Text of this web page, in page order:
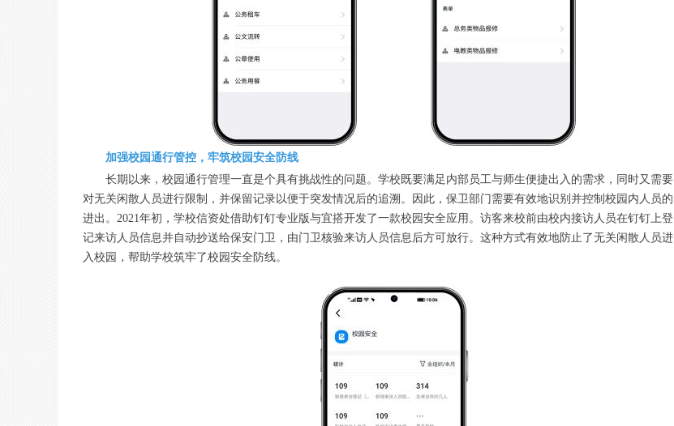
加强校园通行管控，牢筑校园安全防线
长期以来，校园通行管理一直是个具有挑战性的问题。学校既要满足内部员工与师生便捷出入的需求，同时又需要
对无关闲散人员进行限制，并保留记录以便于突发情况后的追溯。因此，保卫部门需要有效地识别并控制校园内人员的
进出。2021年初，学校信资处借助钉钉专业版与宜搭开发了一款校园安全应用。访客来校前由校内接访人员在钉钉上登
记来访人员信息并自动抄送给保安门卫，由门卫核验来访人员信息后方可放行。这种方式有效地防止了无关闲散人员进
入校园，帮助学校筑牢了校园安全防线。